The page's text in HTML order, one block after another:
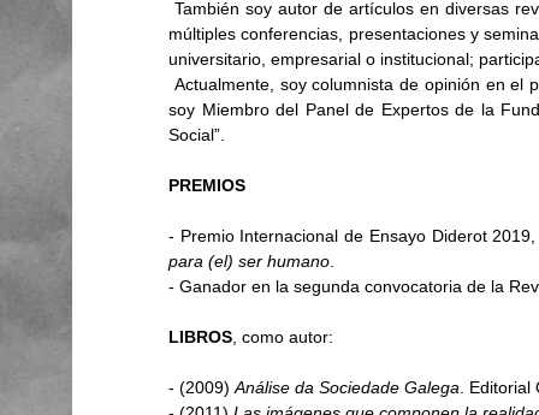
múltiples conferencias, presentaciones y
universitario, empresarial o institucional;
soy Miembro del Panel de Expertos de la
Social”.
PREMIOS
- Premio Internacional de Ensayo Diderot
para (el) ser humano
- Ganador en la segunda convocatoria de la
LIBROS , como autor:
- (2009) Análise da Sociedade Galega .